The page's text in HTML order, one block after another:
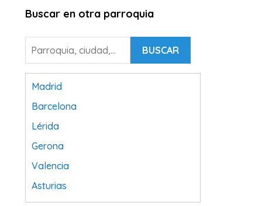
Buscar en otra parroquia
BUSCAR
Madrid
Barcelona
Lérida
Gerona
Valencia
Asturias